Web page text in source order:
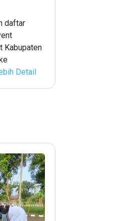
daftar
Kabupaten
Detail